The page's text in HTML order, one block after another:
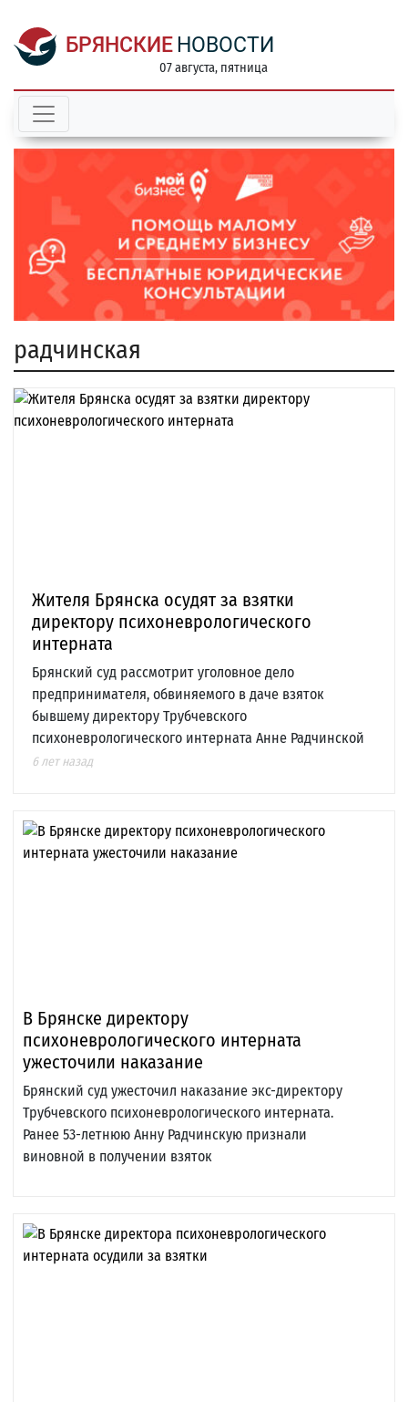
БРЯНСКИЕ НОВОСТИ
07 августа, пятница
радчинская
Жителя Брянска осудят за взятки
директору психоневрологического
интерната
Брянский суд рассмотрит уголовное дело
предпринимателя, обвиняемого в даче взяток
бывшему директору Трубчевского
психоневрологического интерната Анне Радчинской
6 лет назад
В Брянске директору
психоневрологического интерната
ужесточили наказание
Брянский суд ужесточил наказание экс-директору
Трубчевского психоневрологического интерната.
Ранее 53-летнюю Анну Радчинскую признали
виновной в получении взяток